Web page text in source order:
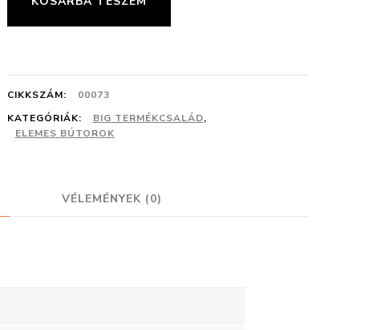
mennyiség
CIKKSZÁM:
00073
KATEGÓRIÁK:
BIG TERMÉKCSALÁD,
ELEMES BÚTOROK
VÉLEMÉNYEK (0)